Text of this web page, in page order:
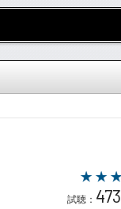
試聴： 473